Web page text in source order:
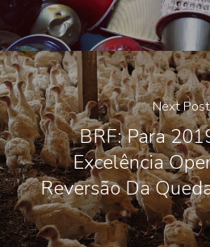
Next Post
BRF: Para
Excelência
Reversão Da